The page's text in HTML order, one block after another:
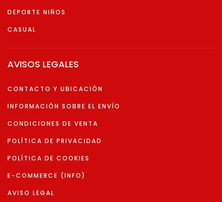
DEPORTE NIÑOS
CASUAL
AVISOS LEGALES
CONTACTO Y UBICACIÓN
INFORMACIÓN SOBRE EL ENVÍO
CONDICIONES DE VENTA
POLÍTICA DE PRIVACIDAD
POLÍTICA DE COOKIES
E-COMMERCE (INFO)
AVISO LEGAL